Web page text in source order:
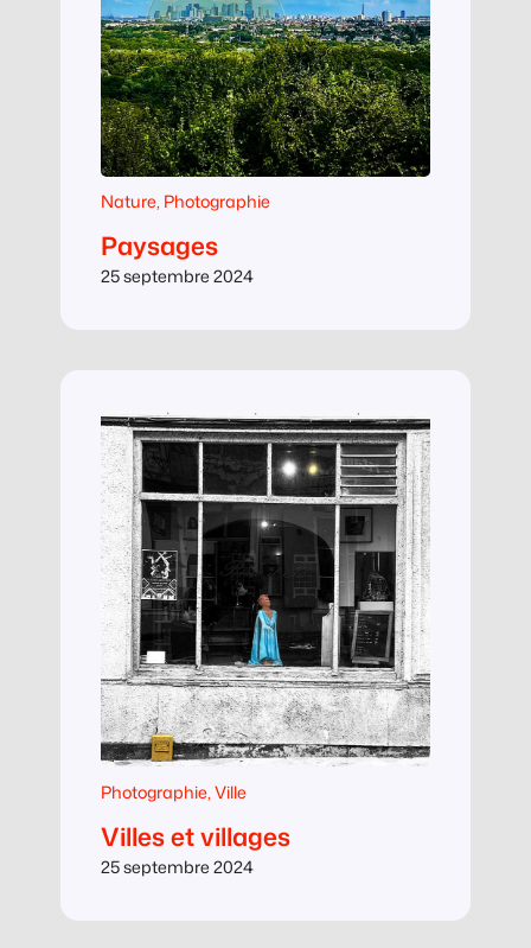
Nature, Photographie
Paysages
25 septembre 2024
Photographie, Ville
Villes et villages
25 septembre 2024